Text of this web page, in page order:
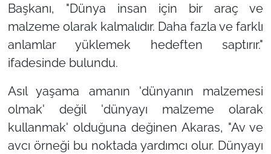
Başkanı, "Dünya insan için bir araç ve
malzeme olarak kalmalıdır. Daha fazla ve farklı
anlamlar yüklemek hedeften saptırır."
ifadesinde bulundu.
Asıl yaşama amanın 'dünyanın malzemesi
olmak' değil 'dünyayı malzeme olarak
kullanmak' olduğuna değinen Akaras, "Av ve
avcı örneği bu noktada yardımcı olur. Dünyayı